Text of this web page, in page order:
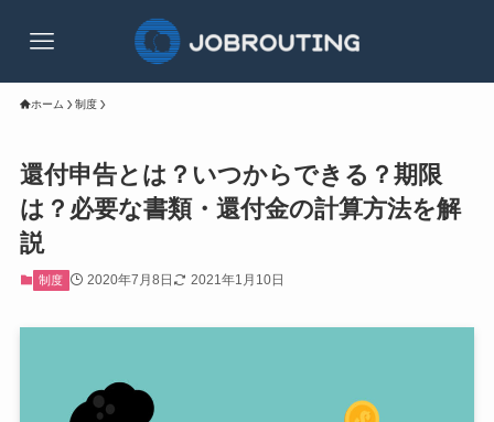
ホーム 制度
還付申告とは？いつからできる？期限
は？必要な書類・還付金の計算方法を解
説
制度 2020年7月8日 2021年1月10日